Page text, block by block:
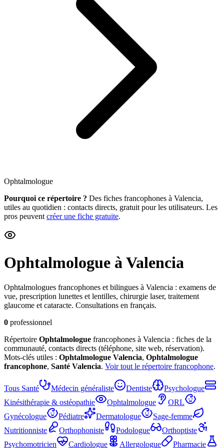
Ophtalmologue
Pourquoi ce répertoire ? Des fiches francophones à Valencia,
utiles au quotidien : contacts directs, gratuit pour les utilisateurs. Les
pros peuvent créer une fiche gratuite.
Ophtalmologue à Valencia
Ophtalmologues francophones et bilingues à Valencia : examens de
vue, prescription lunettes et lentilles, chirurgie laser, traitement
glaucome et cataracte. Consultations en français.
0 professionnel
Répertoire Ophtalmologue francophones à Valencia : fiches de la
communauté, contacts directs (téléphone, site web, réservation).
Mots-clés utiles : Ophtalmologue Valencia, Ophtalmologue
francophone, Santé Valencia. Voir tout le répertoire francophone.
Tous Santé Médecin généraliste Dentiste
Psychologue
Kinésithérapie & ostéopathie
Ophtalmologue
ORL
Gynécologue
Pédiatre Dermatologue
Sage-femme
Nutritionniste
Orthophoniste Podologue
Orthoptiste
Psychomotricien
Cardiologue Allergologue Pharmacie